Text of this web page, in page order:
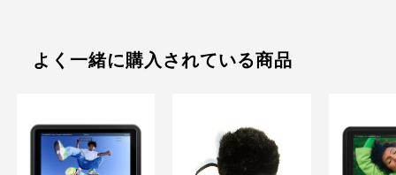
よく一緒に購入されている商品